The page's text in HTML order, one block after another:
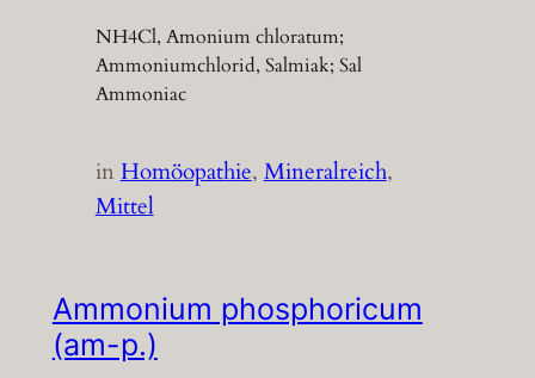
NH4Cl, Amonium chloratum;
Ammoniumchlorid, Salmiak; Sal
Ammoniac
inHomöopathie, Mineralreich
Mittel
Ammonium phosphoricum
(am-p.)